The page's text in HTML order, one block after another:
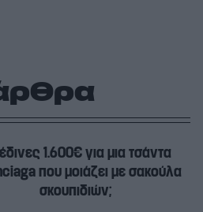
1.600€ για μια τσάντα
που μοιάζει με σακούλα
σκουπιδιών;